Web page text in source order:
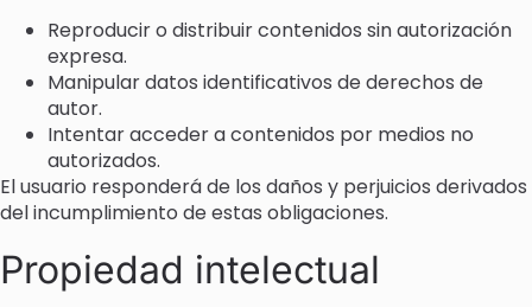
Reproducir o distribuir contenidos sin autorización
expresa.
Manipular datos identificativos de derechos de
autor.
Intentar acceder a contenidos por medios no
autorizados.
El usuario responderá de los daños y perjuicios derivados
del incumplimiento de estas obligaciones.
Propiedad intelectual